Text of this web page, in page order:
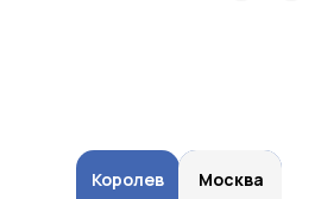
Королев
Королев Москва
Москва